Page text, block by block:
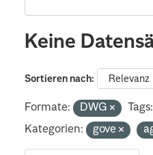
Keine
Sortieren nach
Formate: DWG Tags:
Kategorien:
gove